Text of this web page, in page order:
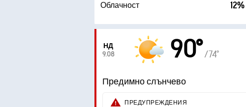
Облачност 12%
НД
9.08
90° /74°
Предимно слънчево
ПРЕДУПРЕЖДЕНИЯ